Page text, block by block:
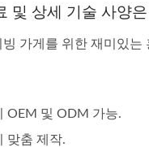
및 상세 기술 사양
가게를 위한 재미있는
OEM 및 ODM 가능.
맞춤 제작.